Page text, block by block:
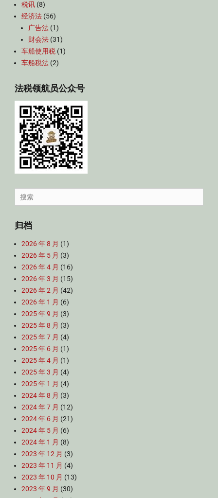
税讯 (8)
经济法 (56)
广告法 (1)
财会法 (31)
车船使用税 (1)
车船税法 (2)
法税领航员公众号
Search
for:
归档
2026 年 8 月 (1)
2026 年 5 月 (3)
2026 年 4 月 (16)
2026 年 3 月 (15)
2026 年 2 月 (42)
2026 年 1 月 (6)
2025 年 9 月 (3)
2025 年 8 月 (3)
2025 年 7 月 (4)
2025 年 6 月 (1)
2025 年 4 月 (1)
2025 年 3 月 (4)
2025 年 1 月 (4)
2024 年 8 月 (3)
2024 年 7 月 (12)
2024 年 6 月 (21)
2024 年 5 月 (6)
2024 年 1 月 (8)
2023 年 12 月 (3)
2023 年 11 月 (4)
2023 年 10 月 (13)
2023 年 9 月 (30)